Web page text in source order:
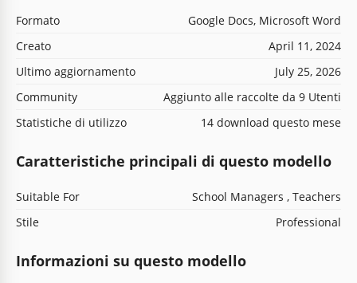
Formato
Google Docs, Microsoft Word
Creato
April 11, 2024
Ultimo aggiornamento
July 25, 2026
Community
Aggiunto alle raccolte da 9 Utenti
Statistiche di utilizzo
14 download questo mese
Caratteristiche principali di questo modello
Suitable For
School Managers , Teachers
Stile
Professional
Informazioni su questo modello